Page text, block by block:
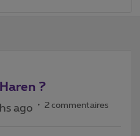
?
ago 2 commentaires